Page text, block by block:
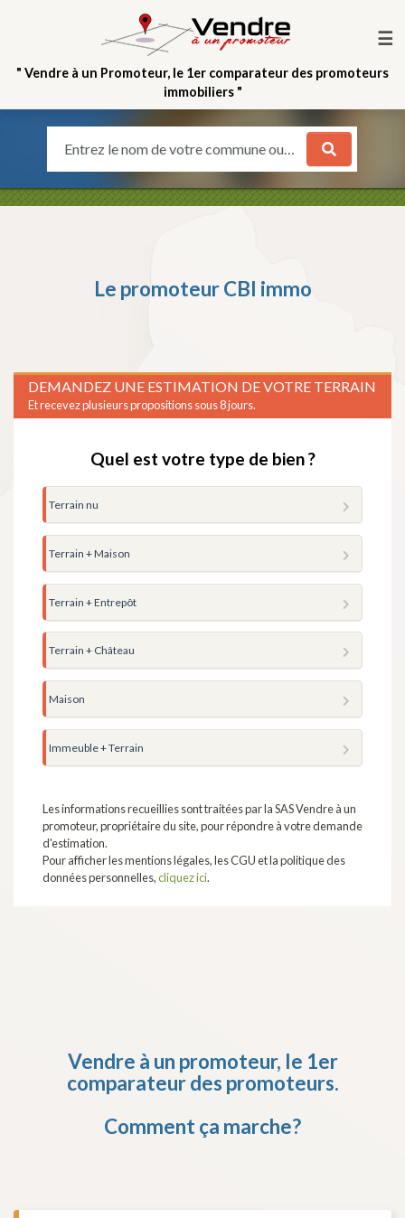
☰
" Vendre à un Promoteur, le 1er comparateur des promoteurs
immobiliers "
Entrez le nom de votre commune ou votre quartier
Le promoteurCBI immo
DEMANDEZ UNE ESTIMATION DE VOTRE TERRAIN
Et recevez plusieurs propositions sous 8 jours.
Quel est votre type de bien ?
Terrain nu
Terrain + Maison
Terrain + Entrepôt
Terrain + Château
Maison
Immeuble + Terrain
Les informations recueillies sont traitées par la SAS Vendre à un
promoteur, propriétaire du site, pour répondre à votre demande
d'estimation.
Pour afficher les mentions légales, les CGU et la politique des
données personnelles,cliquez ici.
Vendre à un promoteur, le 1er
comparateur des promoteurs.
Comment ça marche?